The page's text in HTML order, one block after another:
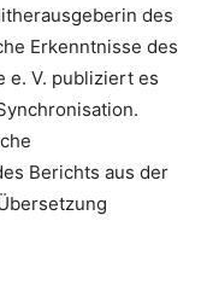
des
Erkenntnisse des
e. V. publiziert es
Berichts aus der